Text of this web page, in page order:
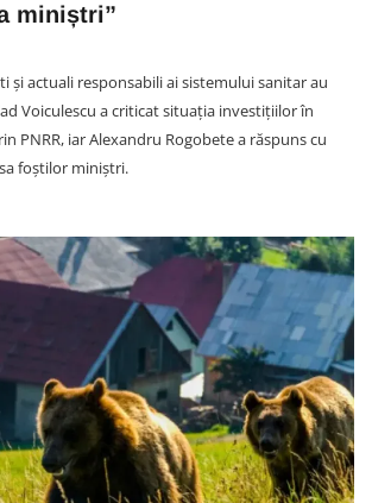
miniștri”
și actuali responsabili ai sistemului sanitar au
Voiculescu a criticat situația investițiilor în
PNRR, iar Alexandru Rogobete a răspuns cu
foștilor miniștri.